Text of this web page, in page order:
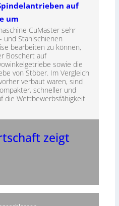
auf
um
CuMaster sehr
und Stahlschienen
bearbeiten zu können,
Boschert auf
sowie die
von Stöber. Im Vergleich
verbaut waren, sind
schneller und
die Wettbewerbsfähigkeit
zeigt